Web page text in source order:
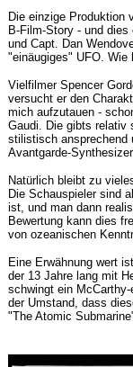
Die einzige Produktion
B-Film-Story - und
und Capt. Dan
"einäugiges" UFO. Wie
Vielfilmer Spencer
versucht er den
mich aufzutauen -
Gaudi. Die gibts relativ
stilistisch ansprechend
Avantgarde-
Natürlich bleibt zu
Die Schauspieler sind
ist, und man dann
Bewertung kann dies
von ozeanischen
Eine Erwähnung wert
der 13 Jahre lang mit
schwingt ein
der Umstand, dass
"The Atomic